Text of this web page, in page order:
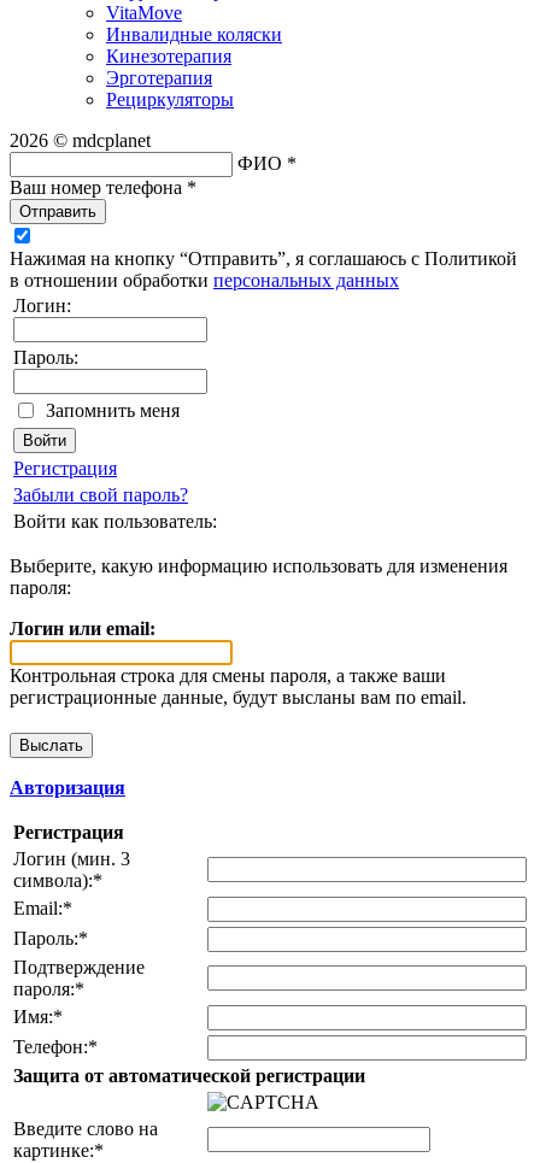
VitaMove
Инвалидные коляски
Кинезотерапия
Эрготерапия
Рециркуляторы
2026 © mdcplanet
ФИО *
Ваш номер телефона *
Отправить
Нажимая на кнопку “Отправить”, я соглашаюсь с Политикой
в отношении обработки персональных данных
Логин:
Пароль:
Запомнить меня
Регистрация
Забыли свой пароль?
Войти как пользователь:
Выберите, какую информацию использовать для изменения
пароля:
Логин или email:
Контрольная строка для смены пароля, а также ваши
регистрационные данные, будут высланы вам по email.
Авторизация
Регистрация
Логин (мин. 3
символа):*
Email:*
Пароль:*
Подтверждение
пароля:*
Имя:*
Телефон:*
Защита от автоматической регистрации
Введите слово на
картинке:*